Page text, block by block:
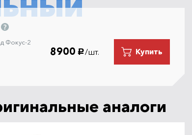
Фокус-2
8900 руб./шт. Купить
аналоги